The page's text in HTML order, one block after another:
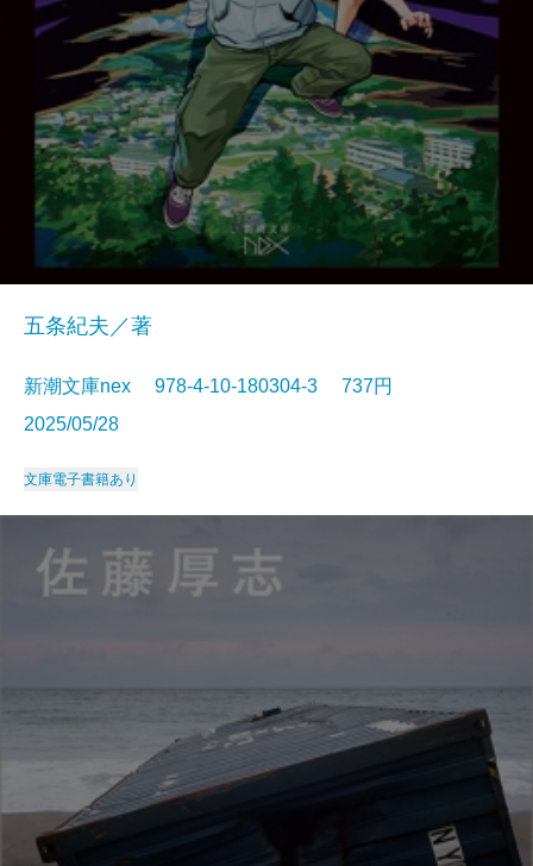
五条紀夫／著
新潮文庫nex 978-4-10-180304-3 737円
2025/05/28
文庫電子書籍あり